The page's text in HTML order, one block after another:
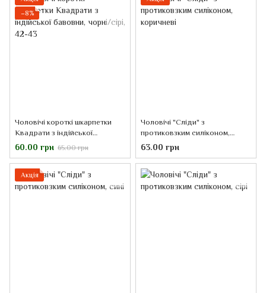
−8%
Чоловічі короткі шкарпетки
Квадрати з індійської
бавовни, чорні/сірі, 42-43
60.00 грн 65.00 грн
Чоловічі "Сліди" з
протиковзким силіконом,
коричневі
63.00 грн
Акція